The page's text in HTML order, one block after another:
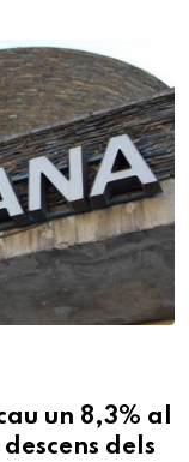
un 8,3% al
dels